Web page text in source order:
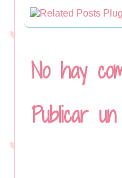
No hay
Publicar